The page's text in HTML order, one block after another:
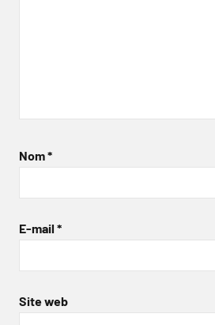
Nom*
E-mail *
Site web